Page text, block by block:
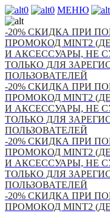
0 0 МЕНЮ
-20% СКИДКА ПРИ
ПРОМОКОД MINT2
И АКСЕССУАРЫ, НЕ
ТОЛЬКО ДЛЯ
ПОЛЬЗОВАТЕЛЕЙ
-20% СКИДКА ПРИ
ПРОМОКОД MINT2
И АКСЕССУАРЫ, НЕ
ТОЛЬКО ДЛЯ
ПОЛЬЗОВАТЕЛЕЙ
-20% СКИДКА ПРИ
ПРОМОКОД MINT2
И АКСЕССУАРЫ, НЕ
ТОЛЬКО ДЛЯ
ПОЛЬЗОВАТЕЛЕЙ
-20% СКИДКА ПРИ
ПРОМОКОД MINT2